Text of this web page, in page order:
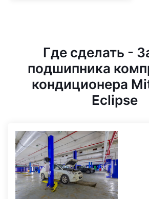
Где сделать -
подшипника
кондиционера
Eclipse